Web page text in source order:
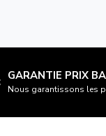
GARANTIE PRIX
Nous garantissons les